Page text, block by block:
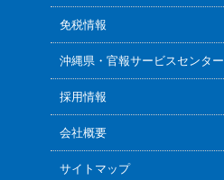
免税情報
沖縄県・官報サービスセンター
採用情報
会社概要
サイトマップ